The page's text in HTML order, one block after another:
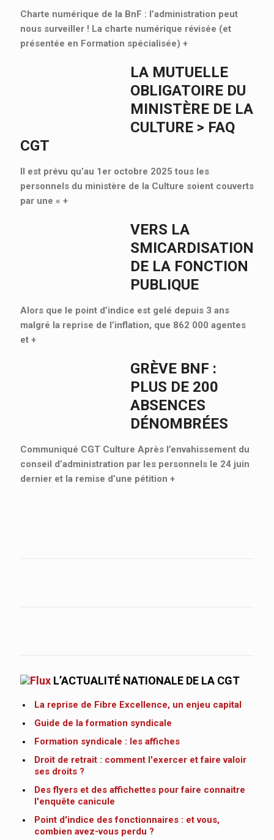
Charte numérique de la BnF : l’administration peut
nous surveiller ! La charte numérique révisée (et
présentée en Formation spécialisée) +
LA MUTUELLE
OBLIGATOIRE DU
MINISTÈRE DE LA
CULTURE > FAQ
CGT
Il est prévu qu’au 1er octobre 2025 tous les
personnels du ministère de la Culture soient couverts
par une « +
VERS LA
SMICARDISATION
DE LA FONCTION
PUBLIQUE
Alors que le point d’indice est gelé depuis 3 ans
malgré la reprise de l’inflation, que 862 000 agentes
et +
GRÈVE BNF :
PLUS DE 200
ABSENCES
DÉNOMBRÉES
Communiqué CGT Culture Après l’envahissement du
conseil d’administration par les personnels le 24 juin
dernier et la remise d’une pétition +
L’ACTUALITÉ NATIONALE DE LA CGT
La reprise de Fibre Excellence, un enjeu capital
Guide de la formation syndicale
Formation syndicale : les affiches
Droit de retrait : comment l'exercer et faire valoir
ses droits ?
Des flyers et des affichettes pour faire connaitre
l'enquête canicule
Point d'indice des fonctionnaires : et vous,
combien avez-vous perdu ?